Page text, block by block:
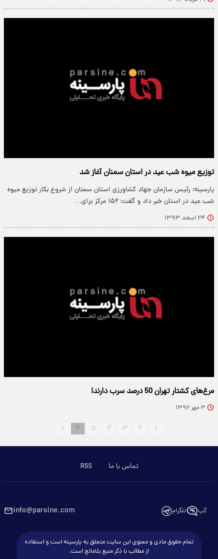
توزیع میوه شب عید در استان سمنان آغاز شد
پارسینه: رئیس سازمان جهاد کشاورزی استان سمنان از شروع بکار توزیع میوه
شب عید در استان خبر داد و گفت: ۱۵۲ مرکز برای…
۲۴ اسفند ۱۳۹۳
مرغ‌‌های کشتار تهران 50 درصد سرب دارند!
۳ مهر ۱۳۹۲
۱ ۲ ۳ ۴ ۵ ۶ ۷
تماس با ما RSS
گپ تلگرام info@parsine.com
تمام حقوق مادی و معنوی این سایت متعلق به پارسینه است و استفاده
از مطالب با ذکر منبع بلامانع است.